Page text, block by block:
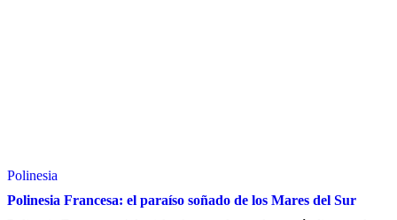
Polinesia
Polinesia Francesa: el paraíso soñado de los Mares del Sur